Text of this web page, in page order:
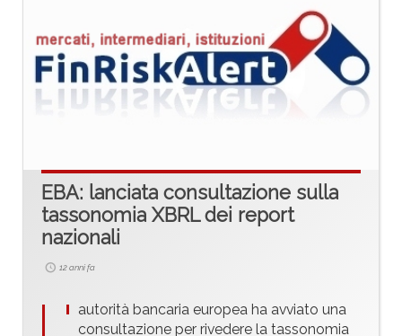
EBA: lanciata consultazione sulla
tassonomia XBRL dei report
nazionali
12 anni fa
autorità bancaria europea ha avviato una
consultazione per rivedere la tassonomia